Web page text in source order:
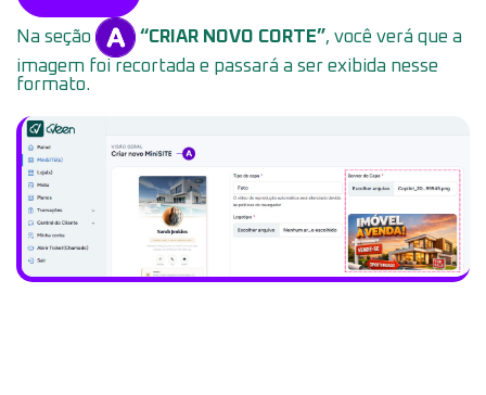
Na seção “CRIAR NOVO CORTE”, você verá que a
imagem foi recortada e passará a ser exibida nesse
formato.